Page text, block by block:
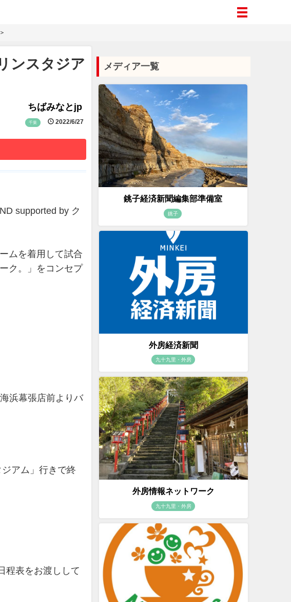
ンスタジア
ちばみなとjp
千葉 2022/6/27
supported by ク
ムを着用して試合
ク。」をコンセプ
浜幕張店前よりバ
アム」行きで終
程表をお渡しして
メディア一覧
銚子経済新聞編集部準備室
銚子
外房経済新聞
九十九里・外房
外房情報ネットワーク
九十九里・外房